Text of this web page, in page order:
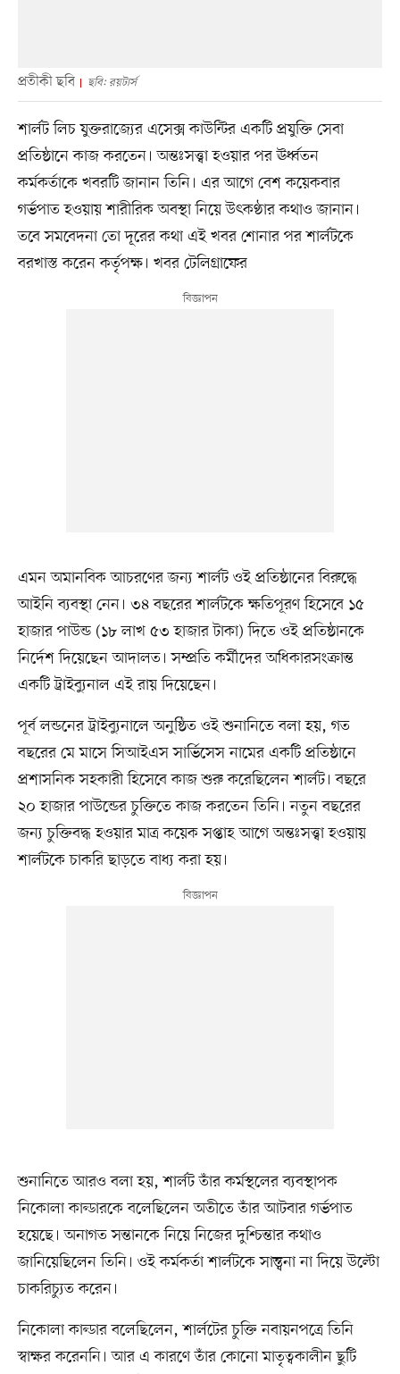
প্রতীকী ছবি ছবি: রয়টার্স
শার্লট লিচ যুক্তরাজ্যের এসেক্স কাউন্টির একটি প্রযুক্তি সেবা
প্রতিষ্ঠানে কাজ করতেন। অন্তঃসত্ত্বা হওয়ার পর ঊর্ধ্বতন
কর্মকর্তাকে খবরটি জানান তিনি। এর আগে বেশ কয়েকবার
গর্ভপাত হওয়ায় শারীরিক অবস্থা নিয়ে উৎকণ্ঠার কথাও জানান।
তবে সমবেদনা তো দূরের কথা এই খবর শোনার পর শার্লটকে
বরখাস্ত করেন কর্তৃপক্ষ। খবর টেলিগ্রাফের
এমন অমানবিক আচরণের জন্য শার্লট ওই প্রতিষ্ঠানের বিরুদ্ধে
আইনি ব্যবস্থা নেন। ৩৪ বছরের শার্লটকে ক্ষতিপূরণ হিসেবে ১৫
হাজার পাউন্ড (১৮ লাখ ৫৩ হাজার টাকা) দিতে ওই প্রতিষ্ঠানকে
নির্দেশ দিয়েছেন আদালত। সম্প্রতি কর্মীদের অধিকারসংক্রান্ত
একটি ট্রাইব্যুনাল এই রায় দিয়েছেন।
পূর্ব লন্ডনের ট্রাইব্যুনালে অনুষ্ঠিত ওই শুনানিতে বলা হয়, গত
বছরের মে মাসে সিআইএস সার্ভিসেস নামের একটি প্রতিষ্ঠানে
প্রশাসনিক সহকারী হিসেবে কাজ শুরু করেছিলেন শার্লট। বছরে
২০ হাজার পাউন্ডের চুক্তিতে কাজ করতেন তিনি। নতুন বছরের
জন্য চুক্তিবদ্ধ হওয়ার মাত্র কয়েক সপ্তাহ আগে অন্তঃসত্ত্বা হওয়ায়
শার্লটকে চাকরি ছাড়তে বাধ্য করা হয়।
শুনানিতে আরও বলা হয়, শার্লট তাঁর কর্মস্থলের ব্যবস্থাপক
নিকোলা কাল্ডারকে বলেছিলেন অতীতে তাঁর আটবার গর্ভপাত
হয়েছে। অনাগত সন্তানকে নিয়ে নিজের দুশ্চিন্তার কথাও
জানিয়েছিলেন তিনি। ওই কর্মকর্তা শার্লটকে সান্ত্বনা না দিয়ে উল্টো
চাকরিচ্যুত করেন।
নিকোলা কাল্ডার বলেছিলেন, শার্লটের চুক্তি নবায়নপত্রে তিনি
স্বাক্ষর করেননি। আর এ কারণে তাঁর কোনো মাতৃত্বকালীন ছুটি